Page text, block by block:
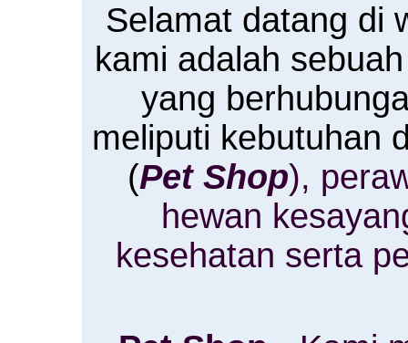
Selamat datang di
kami adalah
yang
meliputi kebutuhan
(Pet Shop),
hewan
kesehatan serta